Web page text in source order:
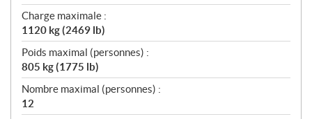
Charge maximale :
1120 kg (2469 lb)
Poids maximal (personnes) :
805 kg (1775 lb)
Nombre maximal (personnes) :
12